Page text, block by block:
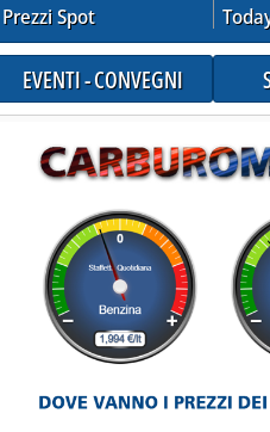
Prezzi Spot
EVENTI - CONVEGNI